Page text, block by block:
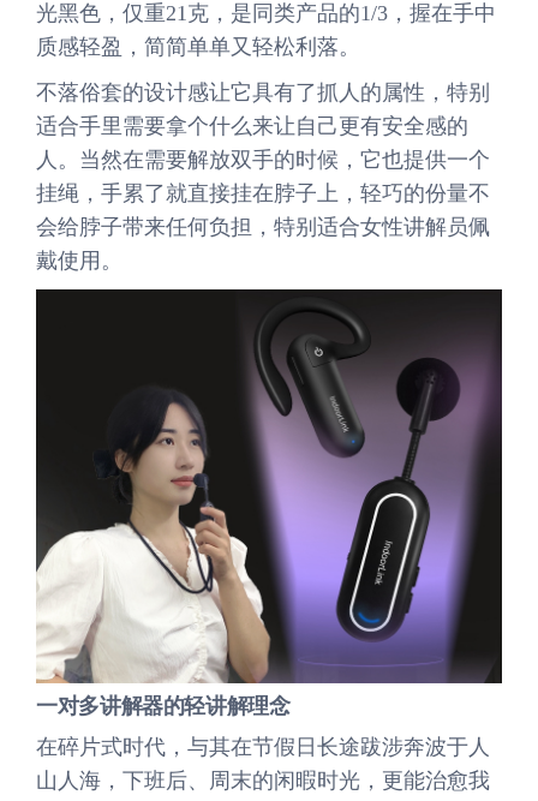
光黑色，仅重21克，是同类产品的1/3，握在手中
质感轻盈，简简单单又轻松利落。
不落俗套的设计感让它具有了抓人的属性，特别
适合手里需要拿个什么来让自己更有安全感的
人。当然在需要解放双手的时候，它也提供一个
挂绳，手累了就直接挂在脖子上，轻巧的份量不
会给脖子带来任何负担，特别适合女性讲解员佩
戴使用。
一对多讲解器的轻讲解理念
在碎片式时代，与其在节假日长途跋涉奔波于人
山人海，下班后、周末的闲暇时光，更能治愈我